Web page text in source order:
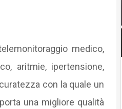
medico,
aritmie, ipertensione,
con la quale un
una migliore qualità